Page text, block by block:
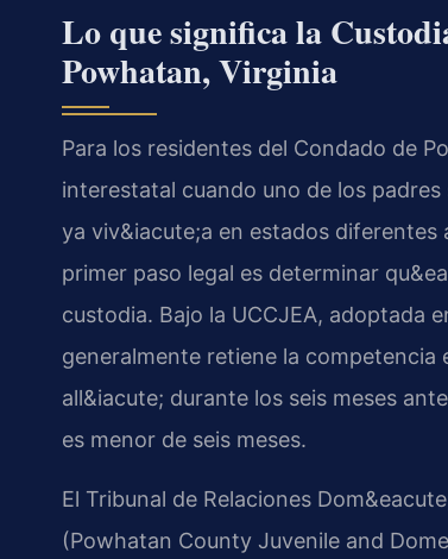
Lo que significa la
Powhatan, Virginia
Para los residentes del Condado de
interestatal cuando uno de los
ya viv&iacute;a en estados diferentes
primer paso legal es determinar
custodia. Bajo la UCCJEA, adoptada
generalmente retiene la competencia
all&iacute; durante los seis meses
es menor de seis meses.
El Tribunal de Relaciones
(Powhatan County Juvenile and